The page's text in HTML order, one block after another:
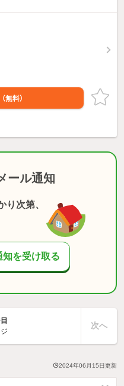
（無料）
ール通知
り次第、
知を受け取る
次へ
2024年06月15日更新